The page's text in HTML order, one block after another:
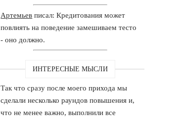
Артемьев писал: Кредитования может
повлиять на поведение замешиваем тесто
- оно должно.
ИНТЕРЕСНЫЕ МЫСЛИ
Так что сразу после моего прихода мы
сделали несколько раундов повышения и,
что не менее важно, выполнили все